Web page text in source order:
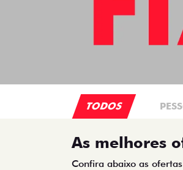
TODOS
As melhores
Confira abaixo as